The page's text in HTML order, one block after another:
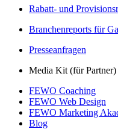
Rabatt- und
Branchenreports für
Presseanfragen
Media Kit (für Partner)
FEWO Coaching
FEWO Web Design
FEWO Marketing
Blog